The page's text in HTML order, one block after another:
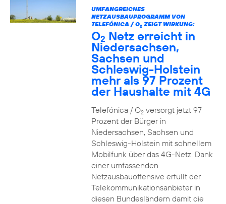
UMFANGREICHES
NETZAUSBAUPROGRAMM VON
TELEFÓNICA / O2ZEIGT WIRKUNG:
O2 Netz erreicht in
Niedersachsen,
Sachsen und
Schleswig-Holstein
mehr als 97 Prozent
der Haushalte mit 4G
Telefónica / O2versorgt jetzt 97
Prozent der Bürger in
Niedersachsen, Sachsen und
Schleswig-Holstein mit schnellem
Mobilfunk über das 4G-Netz. Dank
einer umfassenden
Netzausbauoffensive erfüllt der
Telekommunikationsanbieter in
diesen Bundesländern damit die